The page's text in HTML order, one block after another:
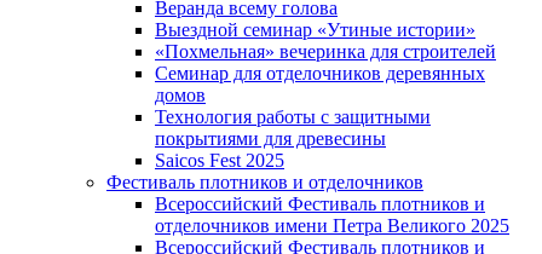
Веранда всему голова
Выездной семинар «Утиные истории»
«Похмельная» вечеринка для строителей
Семинар для отделочников деревянных
домов
Технология работы с защитными
покрытиями для древесины
Saicos Fest 2025
Фестиваль плотников и отделочников
Всероссийский Фестиваль плотников и
отделочников имени Петра Великого 2025
Всероссийский Фестиваль плотников и